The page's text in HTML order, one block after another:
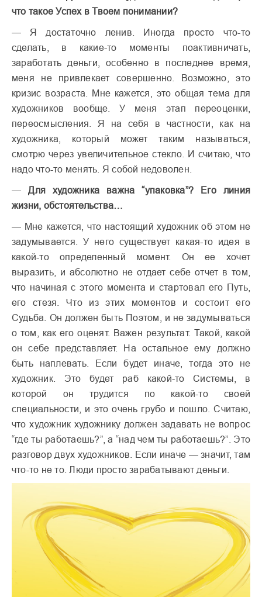
что такое Успех в Твоем понимании?
— Я достаточно ленив. Иногда просто что-то
сделать, в какие-то моменты поактивничать,
заработать деньги, особенно в последнее время,
меня не привлекает совершенно. Возможно, это
кризис возраста. Мне кажется, это общая тема для
художников вообще. У меня этап переоценки,
переосмысления. Я на себя в частности, как на
художника, который может таким называться,
смотрю через увеличительное стекло. И считаю, что
надо что-то менять. Я собой недоволен.
—Для художника важна “упаковка”? Его линия
жизни, обстоятельства…
— Мне кажется, что настоящий художник об этом не
задумывается. У него существует какая-то идея в
какой-то определенный момент. Он ее хочет
выразить, и абсолютно не отдает себе отчет в том,
что начиная с этого момента и стартовал его Путь,
его стезя. Что из этих моментов и состоит его
Судьба. Он должен быть Поэтом, и не задумываться
о том, как его оценят. Важен результат. Такой, какой
он себе представляет. На остальное ему должно
быть наплевать. Если будет иначе, тогда это не
художник. Это будет раб какой-то Системы, в
которой он трудится по какой-то своей
специальности, и это очень грубо и пошло. Считаю,
что художник художнику должен задавать не вопрос
“где ты работаешь?”, а “над чем ты работаешь?”. Это
разговор двух художников. Если иначе — значит, там
что-то не то. Люди просто зарабатывают деньги.